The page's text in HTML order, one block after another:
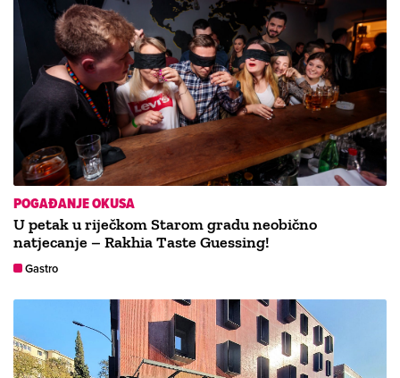
POGAĐANJE OKUSA
U petak u riječkom Starom gradu neobično
natjecanje – Rakhia Taste Guessing!
Gastro